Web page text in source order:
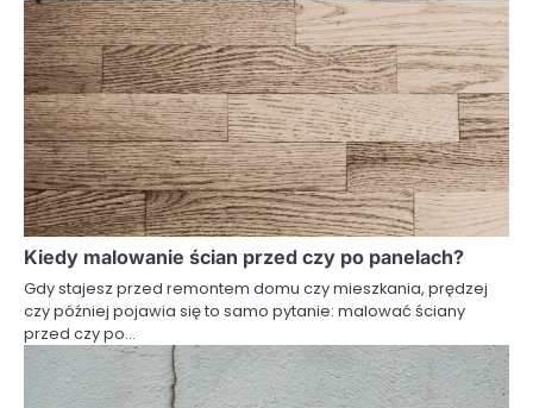
Kiedy malowanie ścian przed czy po panelach?
Gdy stajesz przed remontem domu czy mieszkania, prędzej
czy później pojawia się to samo pytanie: malować ściany
przed czy po…